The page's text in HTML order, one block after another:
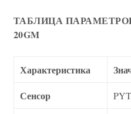
ТАБЛИЦА
20GM
Характеристика
Сенсор